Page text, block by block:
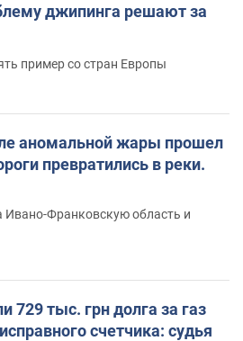
джипинга решают за
пример со стран Европы
аномальной жары прошел
превратились в реки.
Ивано-Франковскую область и
729 тыс. грн долга за газ
счетчика: судья